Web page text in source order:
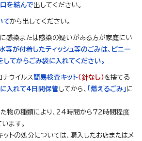
口を結んで出してください。
てから出してください。
感染または感染の疑いがある方が家庭にい
等が付着したティッシュ等のごみは、ビニー
してからごみ袋に入れてください。
ウイルス簡易検査キット（針なし）を捨てる
入れて4日間保管 してから、 「燃えるごみ」に
物の種類により、24時間から72時間程度
ます。
トの処分については、購入したお店またはメ